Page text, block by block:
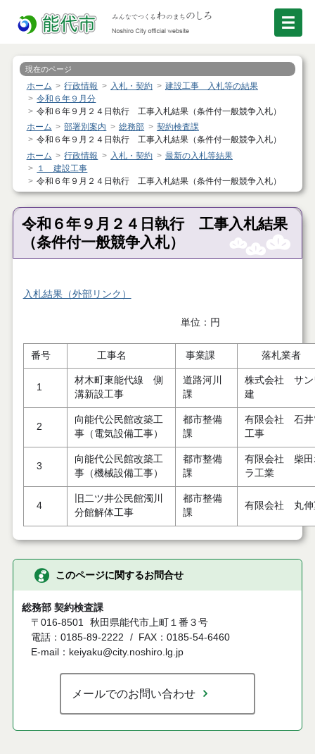
現在のページ
ホーム 行政情報 入札・契約
建設工事 入札等の結果
令和６年９月分
令和６年９月２４日執行 工事入札結果（条件付一般競争入札）
ホーム
部署別案内 総務部
契約検査課
令和６年９月２４日執行 工事入札結果（条件付一般競争入札）
ホーム
行政情報 入札・契約
最新の入札等結果
１ 建設工事
令和６年９月２４日執行 工事入札結果（条件付一般競争入札）
令和６年９月２４日執行 工事入札結果
（条件付一般競争入札）
入札結果（外部リンク）
単位：円
番号 工事名 事業課 落札業者
1
材木町東能代線 側
溝新設工事
道路河川
課
株式会社 サン
建
2
向能代公民館改築工
事（電気設備工事）
都市整備
課
有限会社 石井
工事
3
向能代公民館改築工
事（機械設備工事）
都市整備
課
有限会社 柴田
ラ工業
4
旧二ツ井公民館濁川
分館解体工事
都市整備
課
有限会社 丸伸
このページに関するお問合せ
総務部 契約検査課
〒016-8501 秋田県能代市上町１番３号
電話：0185-89-2222
FAX：0185-54-6460
E-mail：keiyaku@city.noshiro.lg.jp
メールでのお問い合わせ